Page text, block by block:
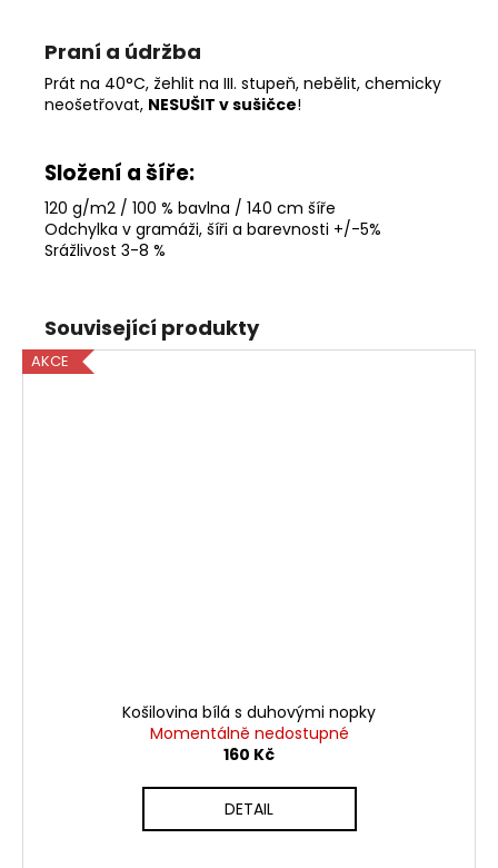
Praní a údržba
Prát na 40°C, žehlit na III. stupeň, nebělit, chemicky
neošetřovat, NESUŠIT v sušičce!
Složení a šíře:
120 g/m2 / 100 % bavlna / 140 cm šíře
Odchylka v gramáži, šíři a barevnosti +/-5%
Srážlivost 3-8 %
Související produkty
AKCE
Košilovina bílá s duhovými nopky
Momentálně nedostupné
160 Kč
DETAIL